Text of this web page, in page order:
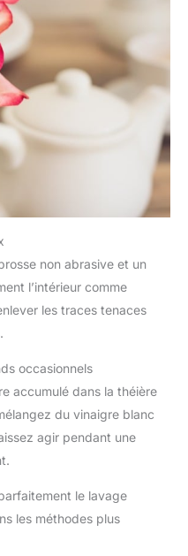
non abrasive et un
l’intérieur comme
les traces tenaces
occasionnels
accumulé dans la théière
du vinaigre blanc
agir pendant une
le lavage
les méthodes plus